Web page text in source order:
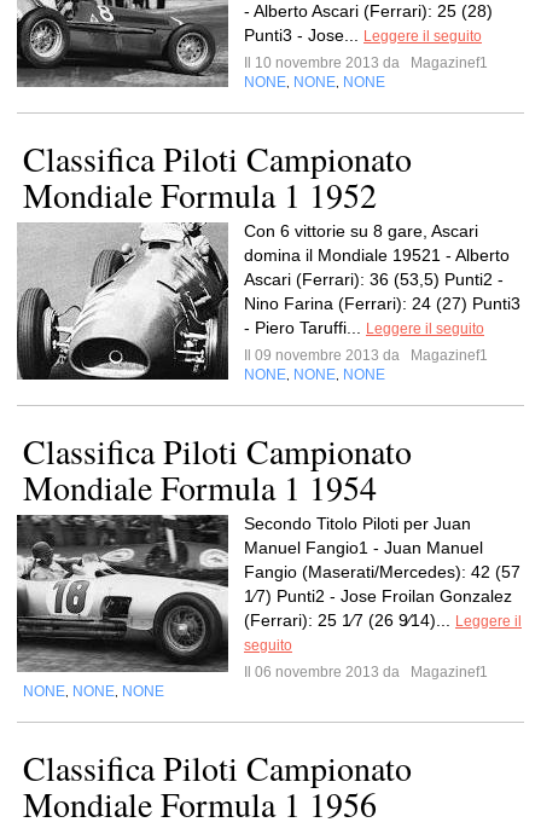
- Alberto Ascari (Ferrari): 25 (28)
Punti3 - Jose...
Leggere il seguito
Il 10 novembre 2013 da
Magazinef1
NONE NONE NONE
Classifica Piloti Campionato
Mondiale Formula 1 1952
Con 6 vittorie su 8 gare, Ascari
domina il Mondiale 19521 - Alberto
Ascari (Ferrari): 36 (53,5) Punti2 -
Nino Farina (Ferrari): 24 (27) Punti3
- Piero Taruffi...
Leggere il seguito
Il 09 novembre 2013 da
Magazinef1
NONE NONE NONE
Classifica Piloti Campionato
Mondiale Formula 1 1954
Secondo Titolo Piloti per Juan
Manuel Fangio1 - Juan Manuel
Fangio (Maserati/Mercedes): 42 (57
1⁄7) Punti2 - Jose Froilan Gonzalez
(Ferrari): 25 1⁄7 (26 9⁄14)...
Leggere il
seguito
Il 06 novembre 2013 da
Magazinef1
NONE NONE NONE
Classifica Piloti Campionato
Mondiale Formula 1 1956